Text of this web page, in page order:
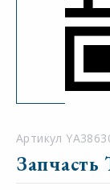
Артикул
Запчасть